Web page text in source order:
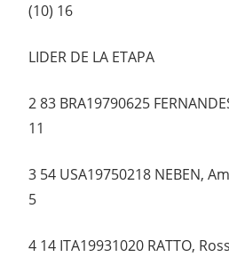
(10) 16
LIDER DE LA ETAPA
2 83 BRA19790625
11
3 54 USA19750218 NEBEN,
5
4 14 ITA19931020 RATTO,